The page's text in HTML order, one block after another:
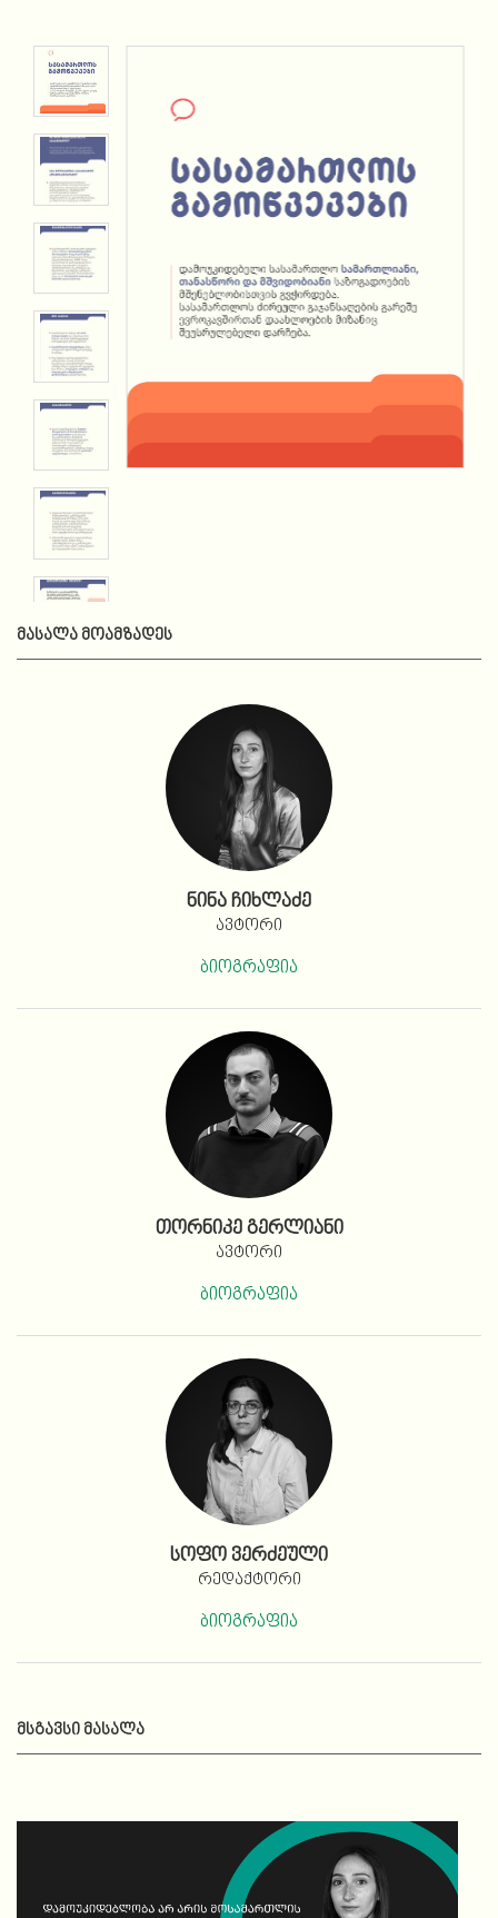
ᲛᲐᲡᲐᲚᲐ ᲛᲝᲐᲛᲖᲐᲓᲔᲡ
ნინა ჩიხლაძე
ავტორი
ბიოგრაფია
თორნიკე გერლიანი
ავტორი
ბიოგრაფია
სოფო ვერძეული
რედაქტორი
ბიოგრაფია
ᲛᲡᲒᲐᲕᲡᲘ ᲛᲐᲡᲐᲚᲐ